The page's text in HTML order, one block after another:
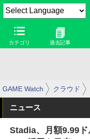
カテゴリ 過去記事
GAME Watch クラウド
ニュース
Stadia、月額9.99